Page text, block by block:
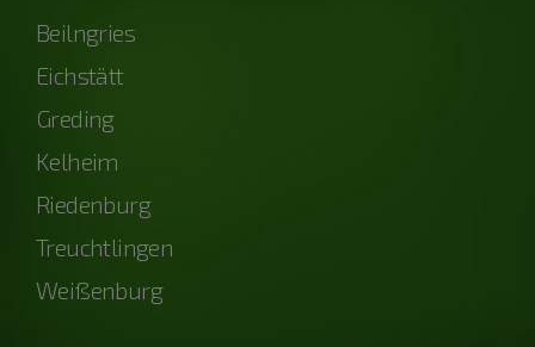
Beilngries
Eichstätt
Greding
Kelheim
Riedenburg
Treuchtlingen
Weißenburg